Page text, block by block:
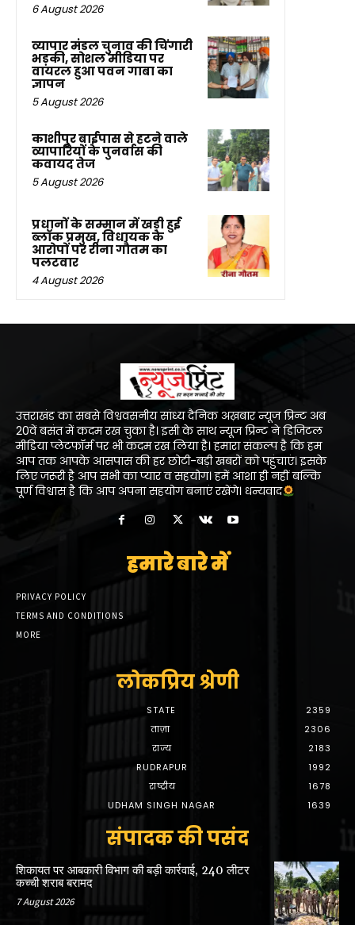
6 August 2026
व्यापार मंडल चुनाव की चिंगारी
भड़की, सोशल मीडिया पर
वायरल हुआ पवन गाबा का
ज्ञापन
5 August 2026
काशीपुर बाईपास से हटने वाले
व्यापारियों के पुनर्वास की
कवायद तेज
5 August 2026
प्रधानों के सम्मान में खड़ी हुई
ब्लॉक प्रमुख, विधायक के
आरोपों पर रीना गौतम का
पलटवार
4 August 2026
उत्तराखंड का सबसे विश्ववसनीय सांध्य दैनिक अख़बार न्यूज प्रिन्ट अब
20वें बसंत में कदम रख चुका है। इसी के साथ न्यूज प्रिन्ट ने डिजिटल
मीडिया प्लेटफॉर्म पर भी कदम रख लिया है। हमारा संकल्प है कि हम
आप तक आपके आसपास की हर छोटी-बड़ी खबरों को पहुंचाएं। इसके
लिए जरूरी है आप सभी का प्यार व सहयोग। हमें आशा ही नहीं बल्कि
पूर्ण विश्वास है कि आप अपना सहयोग बनाएं रखेंगे। धन्यवाद
हमारे बारे में
PRIVACY POLICY
TERMS AND CONDITIONS
MORE
लोकप्रिय श्रेणी
STATE
2359
ताज़ा
2306
राज्य
2183
RUDRAPUR
1992
राष्ट्रीय
1678
UDHAM SINGH NAGAR
1639
संपादक की पसंद
शिकायत पर आबकारी विभाग की बड़ी कार्रवाई, 240 लीटर
कच्ची शराब बरामद
7 August 2026